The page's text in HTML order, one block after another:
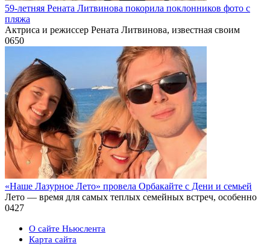
59-летняя Рената Литвинова покорила поклонников фото с
пляжа
Актриса и режиссер Рената Литвинова, известная своим
0650
«Наше Лазурное Лето» провела Орбакайте с Дени и семьей
Лето — время для самых теплых семейных встреч, особенно
0427
О сайте Ньюслента
Карта сайта